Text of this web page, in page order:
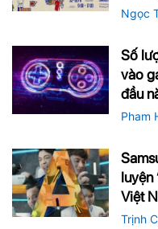
Ngọc
Số
vào
đầu
Pham
luyện
Việt
Trịnh